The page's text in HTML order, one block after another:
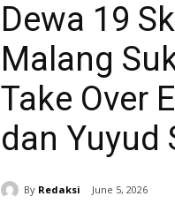
Dewa 19
Malang
Take Over
dan Yuyud
By Redaksi June 5, 2026